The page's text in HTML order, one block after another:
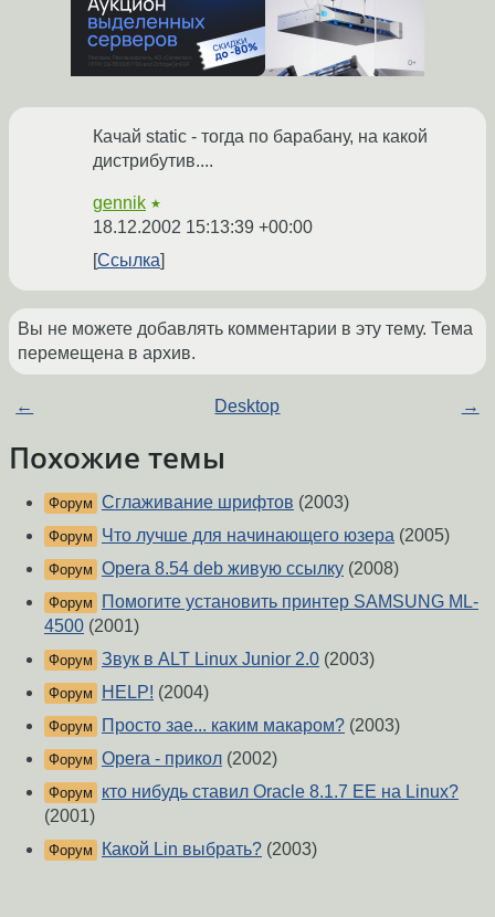
Качай static - тогда по барабану, на какой
дистрибутив....
gennik ★
18.12.2002 15:13:39 +00:00
Ссылка
Вы не можете добавлять комментарии в эту тему. Тема
перемещена в архив.
← Desktop →
Похожие темы
Форум Сглаживание шрифтов (2003)
Форум Что лучше для начинающего юзера (2005)
Форум Opera 8.54 deb живую ссылку (2008)
Форум
Помогите установить принтер SAMSUNG ML-
4500 (2001)
Форум Звук в ALT Linux Junior 2.0 (2003)
Форум HELP! (2004)
Форум Просто зае... каким макаром? (2003)
Форум Opera - прикол (2002)
Форум
кто нибудь ставил Oracle 8.1.7 EE на Linux?
(2001)
Форум Какой Lin выбрать? (2003)